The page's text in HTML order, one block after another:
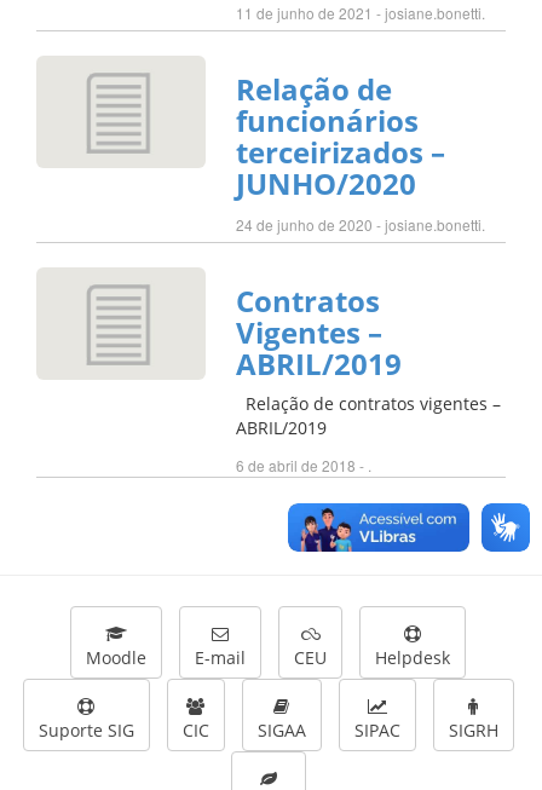
11 de junho de 2021 - josiane.bonetti.
Relação de
funcionários
terceirizados –
JUNHO/2020
24 de junho de 2020 - josiane.bonetti.
Contratos
Vigentes –
ABRIL/2019
Relação de contratos vigentes –
ABRIL/2019
6 de abril de 2018 - .
Moodle E-mail CEU Helpdesk
Suporte SIG CIC SIGAA SIPAC SIGRH